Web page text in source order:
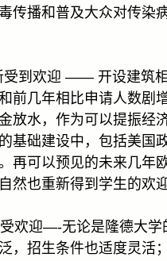
传播和普及大众对传染
到欢迎 —— 开设建筑
前几年相比申请人数剧
放水，作为可以提振经
基础建设中，包括美国
再可以预见的未来几年
然也重新得到学生的欢
欢迎—-无论是隆德大学
，招生条件也适度灵活